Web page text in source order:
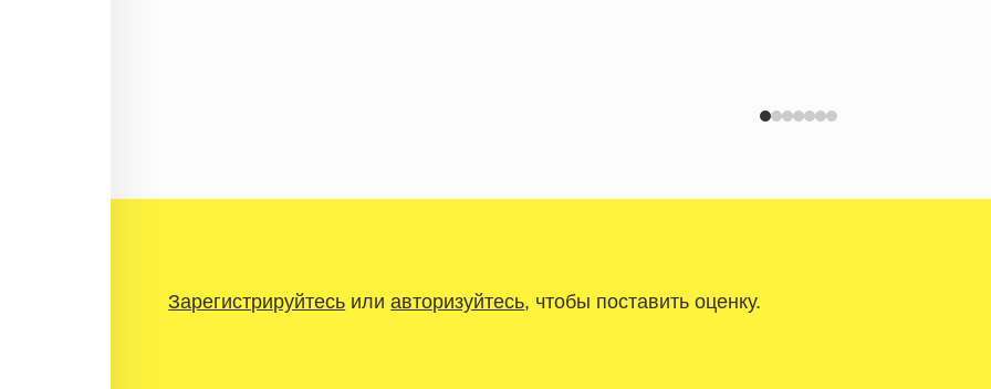
Зарегистрируйтесьили авторизуйтесь, чтобы поставить оценку.